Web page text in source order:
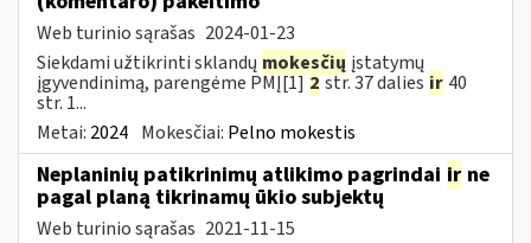
Web turinio sąrašas 2024-01-23
Siekdami užtikrinti sklandų mokesčių įstatymų
įgyvendinimą, parengėme PMĮ[1]2str. 37 dalies ir 40
str. 1...
Metai: 2024 Mokesčiai: Pelno mokestis
Neplaninių patikrinimų atlikimo pagrindai ir ne
pagal planą tikrinamų ūkio subjektų
Web turinio sąrašas 2021-11-15